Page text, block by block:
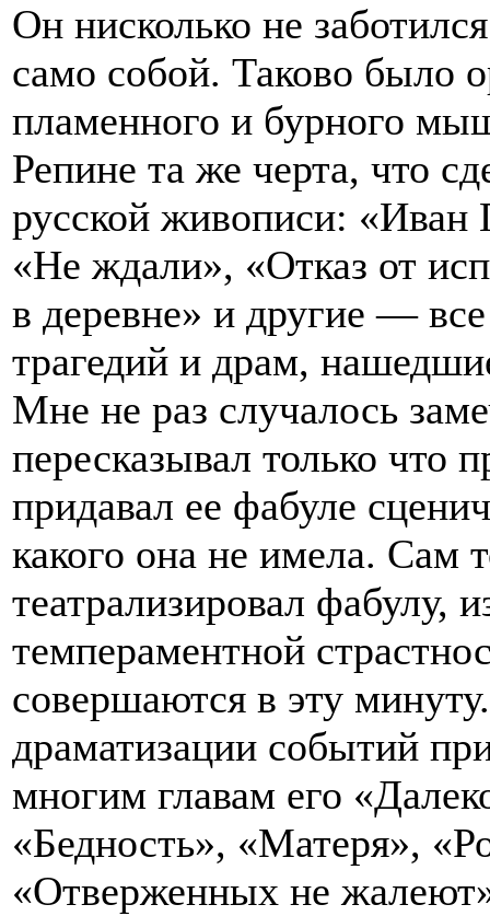
Он нисколько не
само собой. Таково было
пламенного и бурного
Репине та же черта, что
русской живописи:
«Не ждали», «Отказ от
в деревне» и другие —
трагедий и драм,
Мне не раз случалось
пересказывал только что
придавал ее фабуле
какого она не имела. Сам
театрализировал фабулу,
темпераментной
совершаются в эту
драматизации событий
многим главам его
«Бедность», «Матеря»,
«Отверженных не